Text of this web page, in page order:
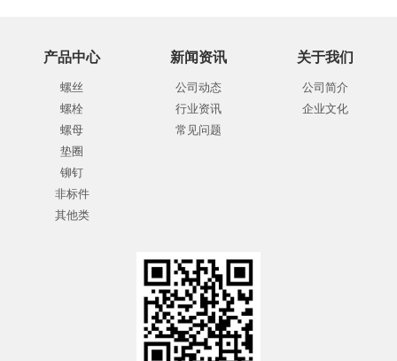
产品中心
螺丝
螺栓
螺母
垫圈
铆钉
非标件
其他类
新闻资讯
公司动态
行业资讯
常见问题
关于我们
公司简介
企业文化